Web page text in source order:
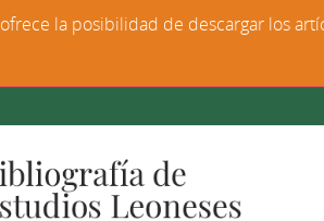
ofrece la posibilidad de descargar los